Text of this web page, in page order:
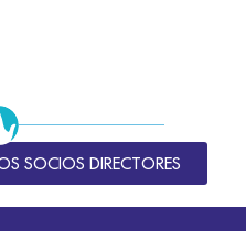
SOCIOS DIRECTORES